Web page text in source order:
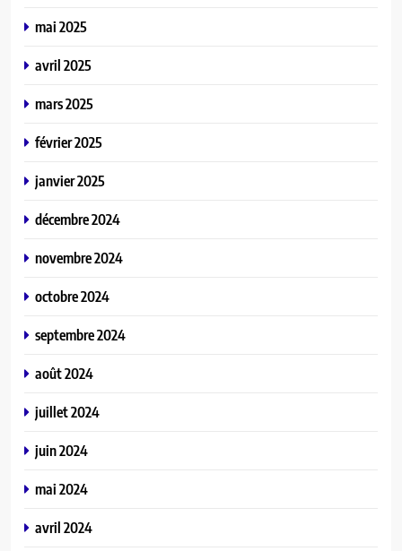
mai 2025
avril 2025
mars 2025
février 2025
janvier 2025
décembre 2024
novembre 2024
octobre 2024
septembre 2024
août 2024
juillet 2024
juin 2024
mai 2024
avril 2024